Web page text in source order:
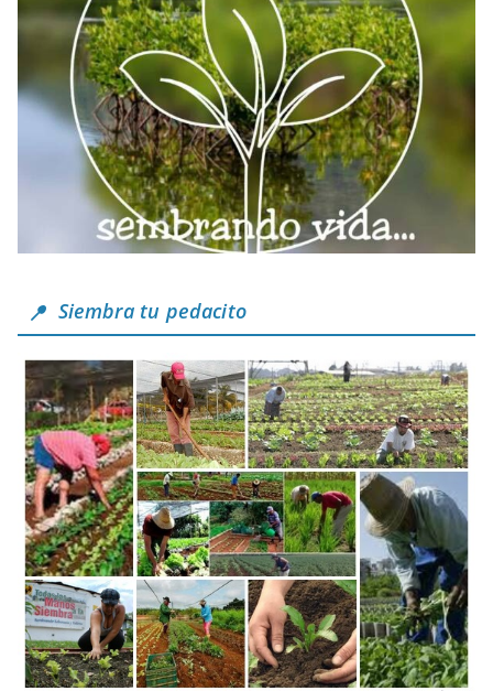
Siembra tu pedacito